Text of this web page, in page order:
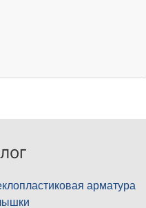
арматура